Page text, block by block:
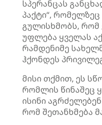
სპერანცას
პაქტი“, რომელზეც
გულისხმობს, რომ
უფლება ყველას
რამდენიმე
ჰქონდეს
მისი თქმით, ეს
რომლის წინაშეც
ისინი
რომ შეთანხმება